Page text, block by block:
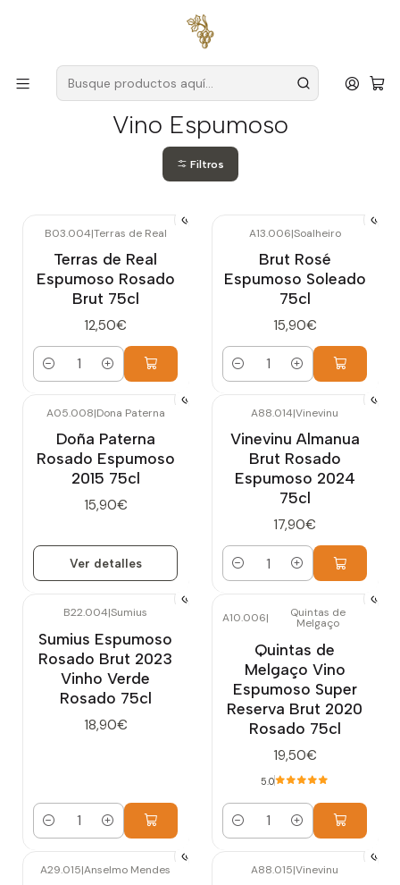
para pedidos superiores a
Vino Espumoso
Vino Espumoso
Filtros
B03.004|Terras de Real
Terras de Real
Espumoso Rosado
Brut 75cl
12,50€
Cantidad
A13.006|Soalheiro
Brut Rosé
Espumoso Soleado
75cl
15,90€
Cantidad
A05.008|Dona Paterna
Doña Paterna
Rosado Espumoso
2015 75cl
15,90€
Ver detalles
A88.014|Vinevinu
Vinevinu Almanua
Brut Rosado
Espumoso 2024
75cl
17,90€
Cantidad
B22.004|Sumius
Sumius Espumoso
Rosado Brut 2023
Vinho Verde
Rosado 75cl
18,90€
Cantidad
A10.006| Quintas de
Melgaço
Quintas de
Melgaço Vino
Espumoso Super
Reserva Brut 2020
Rosado 75cl
19,50€
5.0
Cantidad
A29.015|Anselmo Mendes A88.015|Vinevinu